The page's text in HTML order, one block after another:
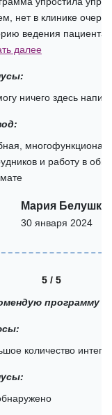
нет в клинике
ведения пациента
далее
ничего здесь
и работу в
Мария
30 января 2024
5 / 5
программу
количество